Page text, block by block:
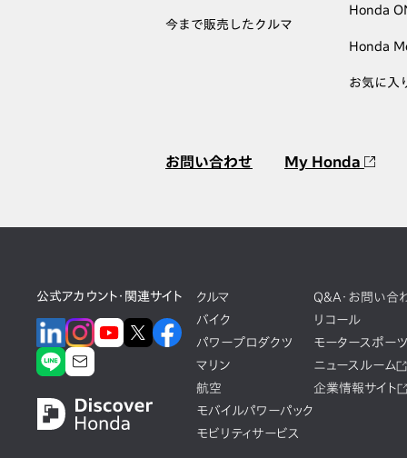
今まで販売したクルマ
Honda
Honda
お気に入
お問い合わせ My Honda
公式アカウント・関連サイト
クルマ
バイク
パワープロダクツ
マリン
航空
モバイルパワーパック
モビリティサービス
Q&A・お問い合
リコール
モータースポーツ
ニュースルーム
企業情報サイト